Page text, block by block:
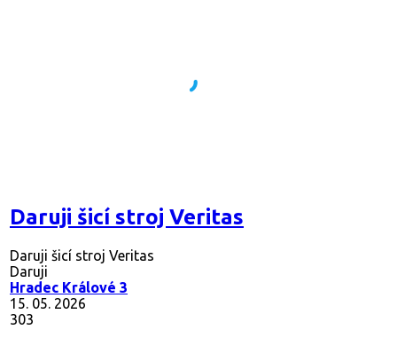
Daruji šicí stroj Veritas
Daruji šicí stroj Veritas
Daruji
Hradec Králové 3
15. 05. 2026
303